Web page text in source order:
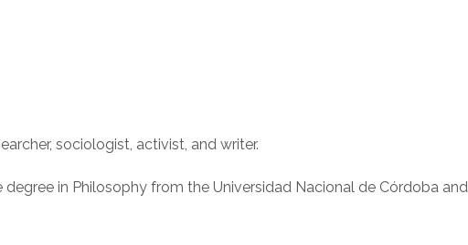
sociologist, activist, and writer.
degree in Philosophy from the Universidad Nacional de Córdoba